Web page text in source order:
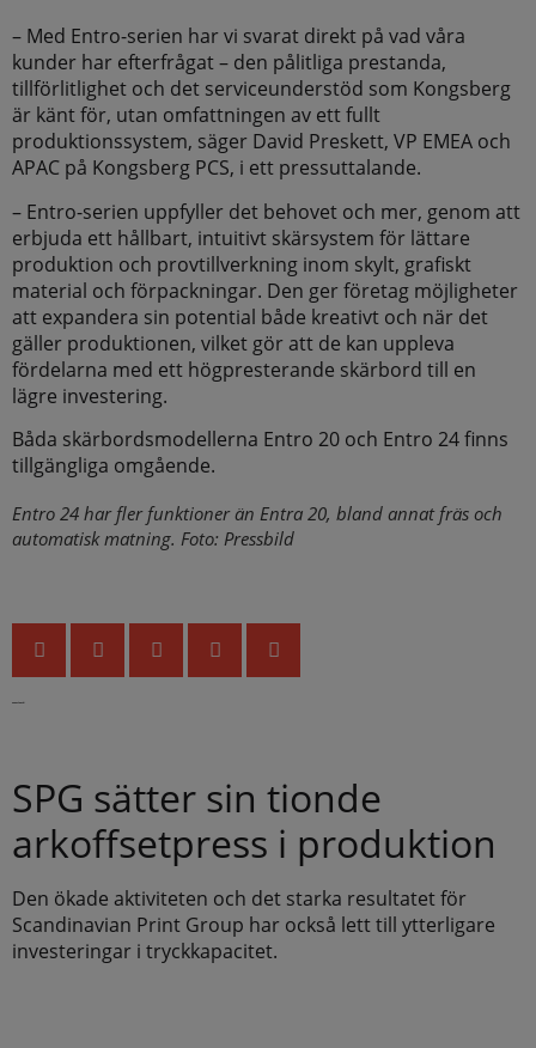
– Med Entro-serien har vi svarat direkt på vad våra
kunder har efterfrågat – den pålitliga prestanda,
tillförlitlighet och det serviceunderstöd som Kongsberg
är känt för, utan omfattningen av ett fullt
produktionssystem, säger David Preskett, VP EMEA och
APAC på Kongsberg PCS, i ett pressuttalande.
– Entro-serien uppfyller det behovet och mer, genom att
erbjuda ett hållbart, intuitivt skärsystem för lättare
produktion och provtillverkning inom skylt, grafiskt
material och förpackningar. Den ger företag möjligheter
att expandera sin potential både kreativt och när det
gäller produktionen, vilket gör att de kan uppleva
fördelarna med ett högpresterande skärbord till en
lägre investering.
Båda skärbordsmodellerna Entro 20 och Entro 24 finns
tillgängliga omgående.
Entro 24 har fler funktioner än Entra 20, bland annat fräs och
automatisk matning. Foto: Pressbild
Senaste nytt
SPG sätter sin tionde
arkoffsetpress i produktion
Den ökade aktiviteten och det starka resultatet för
Scandinavian Print Group har också lett till ytterligare
investeringar i tryckkapacitet.